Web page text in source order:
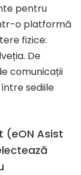
pentru
o platformă
fizice:
De
comunicații
sediile
(eON Asist